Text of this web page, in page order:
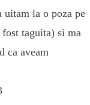
uitam la o poza pe
taguita) si ma
ca aveam